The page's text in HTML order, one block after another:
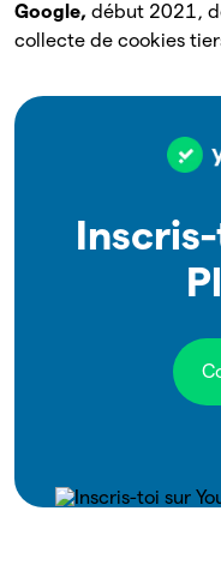
Google, début 2021,
collecte de cookies